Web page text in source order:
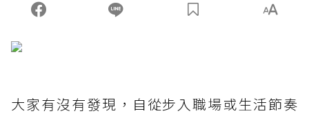
大家有沒有發現，自從步入職場或生活節奏